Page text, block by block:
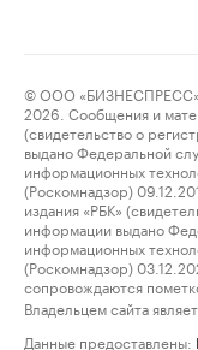
© ООО
2026. Сообщения и
(свидетельство о
выдано Федеральной
информационных
(Роскомнадзор)
издания «РБК»
информации выдано
информационных
(Роскомнадзор)
сопровождаются
Владельцем сайта
Данные предоставлены: